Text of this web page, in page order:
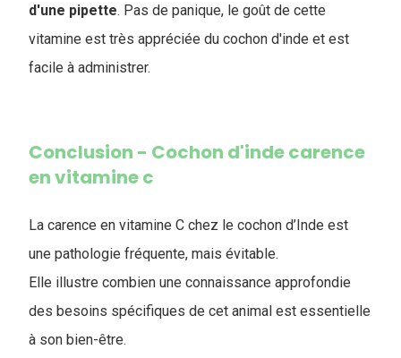
d'une pipette. Pas de panique, le goût de cette
vitamine est très appréciée du cochon d'inde et est
facile à administrer.
Conclusion - Cochon d'inde carence
en vitamine c
La carence en vitamine C chez le cochon d’Inde est
une pathologie fréquente, mais évitable.
Elle illustre combien une connaissance approfondie
des besoins spécifiques de cet animal est essentielle
à son bien-être.